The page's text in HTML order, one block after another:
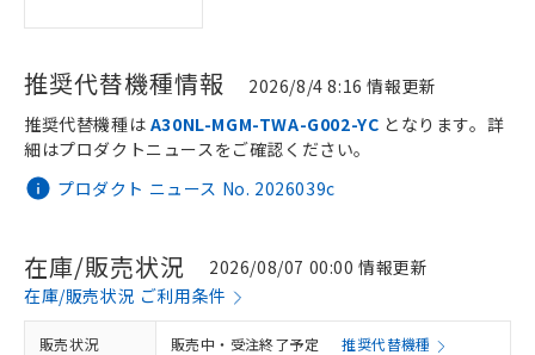
推奨代替機種情報 2026/8/4 8:16 情報更新
プロダクト ニュース No. 2026039c
推奨代替機種は A30NL-MGM-TWA-G002-YC となります。詳
細はプロダクトニュースをご確認ください。
在庫/販売状況
2026/08/07 00:00 情報更新
在庫/販売状況 ご利用条件
販売状況 販売中・受注終了予定 推奨代替機種